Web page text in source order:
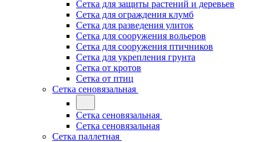
Сетка для защиты растений и деревьев
Сетка для ограждения клумб
Сетка для разведения улиток
Сетка для сооружения вольеров
Сетка для сооружения птичников
Сетка для укрепления грунта
Сетка от кротов
Сетка от птиц
Сетка сеновязальная
Сетка сеновязальная
Сетка сеновязальная
Сетка паллетная